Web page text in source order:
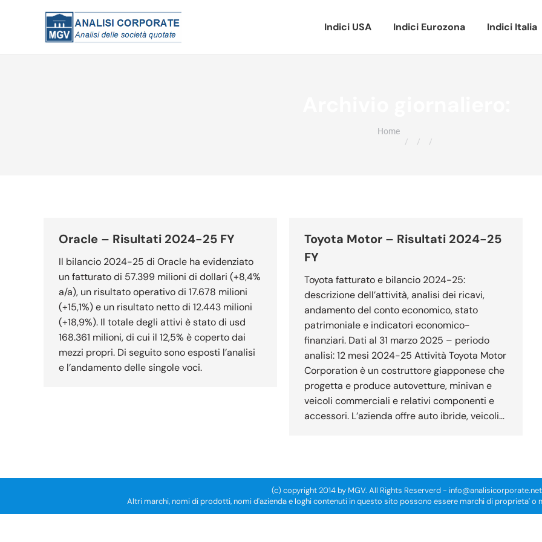
Indici USA Indici Eurozona Indici Italia
Tu sei qui:
Home
Oracle – Risultati 2024-25 FY
Il bilancio 2024-25 di Oracle ha evidenziato
un fatturato di 57.399 milioni di dollari (+8,4%
a/a), un risultato operativo di 17.678 milioni
(+15,1%) e un risultato netto di 12.443 milioni
(+18,9%). Il totale degli attivi è stato di usd
168.361 milioni, di cui il 12,5% è coperto dai
mezzi propri. Di seguito sono esposti l’analisi
e l’andamento delle singole voci.
Toyota Motor – Risultati 2024-25
FY
Toyota fatturato e bilancio 2024-25:
descrizione dell’attività, analisi dei ricavi,
andamento del conto economico, stato
patrimoniale e indicatori economico-
finanziari. Dati al 31 marzo 2025 – periodo
analisi: 12 mesi 2024-25 Attività Toyota Motor
Corporation è un costruttore giapponese che
progetta e produce autovetture, minivan e
veicoli commerciali e relativi componenti e
accessori. L’azienda offre auto ibride, veicoli…
(c) copyright 2014 by MGV. All Rights Reserverd - info@analisicorporate.net
Altri marchi, nomi di prodotti, nomi d'azienda e loghi contenuti in questo sito possono essere marchi di proprieta'